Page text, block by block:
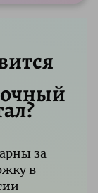
за
в